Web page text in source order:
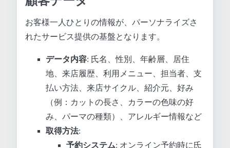
お客様一人ひとりの情報が、パーソナライズさ
れたサービス提供の基盤となります。
データ内容: 氏名、性別、年齢層、居住
地、来店履歴、利用メニュー、担当者、支
払い方法、来店サイクル、紹介元、好み
（例：カットの長さ、カラーの色味の好
み、パーマの種類）、アレルギー情報など
取得方法:
予約システム: オンライン予約時に氏